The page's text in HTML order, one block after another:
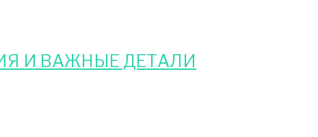
И ВАЖНЫЕ ДЕТАЛИ